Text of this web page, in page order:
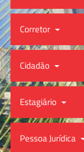
Corretor
Cidadão
Estagiário
Pessoa Jurídica